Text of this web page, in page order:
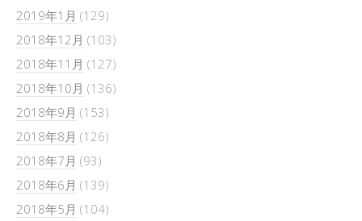
2019年1月 (129)
2018年12月 (103)
2018年11月 (127)
2018年10月 (136)
2018年9月 (153)
2018年8月 (126)
2018年7月 (93)
2018年6月 (139)
2018年5月 (104)